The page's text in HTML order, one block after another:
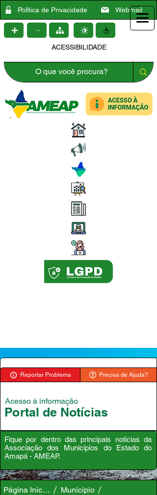
Política de Privacidade Webmail
ACESSIBILIDADE
Reportar Problema Precisa de Ajuda?
Portal de Notícias
Acesso à informação
Fique por dentro das principais noticias da
Associação dos Municípios do Estado do
Amapá - AMEAP.
Página Inicial
Município